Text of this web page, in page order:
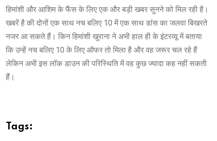
हिमांशी और आशिम के फैंस के लिए एक और बड़ी खबर सुनने को मिल रही है।
खबरें है की दोनों एक साथ नच बलिए 10 में एक साथ डांस का जलवा बिखरते
नजर आ सकते हैं। किन हिमांशी खुराना ने अभी हाल ही के इंटरव्यू में बताया
कि उन्हें नच बलिए 10 के लिए ऑफर तो मिला है और वह जरूर चल रहे हैं
लेकिन अभी इस लॉक डाउन की परिस्थिति में वह कुछ ज्यादा कह नहीं सकती
हैं।
Tags: